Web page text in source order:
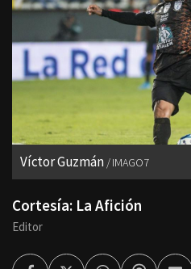
Víctor Guzmán IMAGO7
Cortesía: La Afición
Editor